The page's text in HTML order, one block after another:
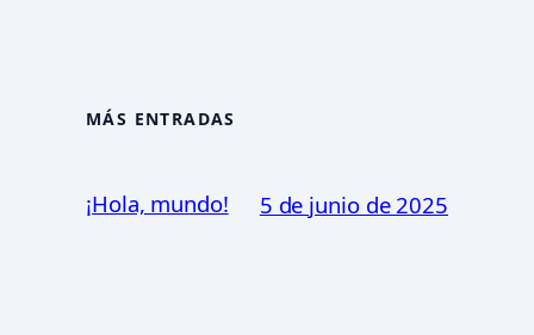
MÁS ENTRADAS
¡Hola, mundo! 5 de junio de 2025